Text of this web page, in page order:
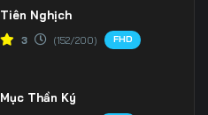
Tiên Nghịch
3 (152/200) FHD
Mục Thần Ký